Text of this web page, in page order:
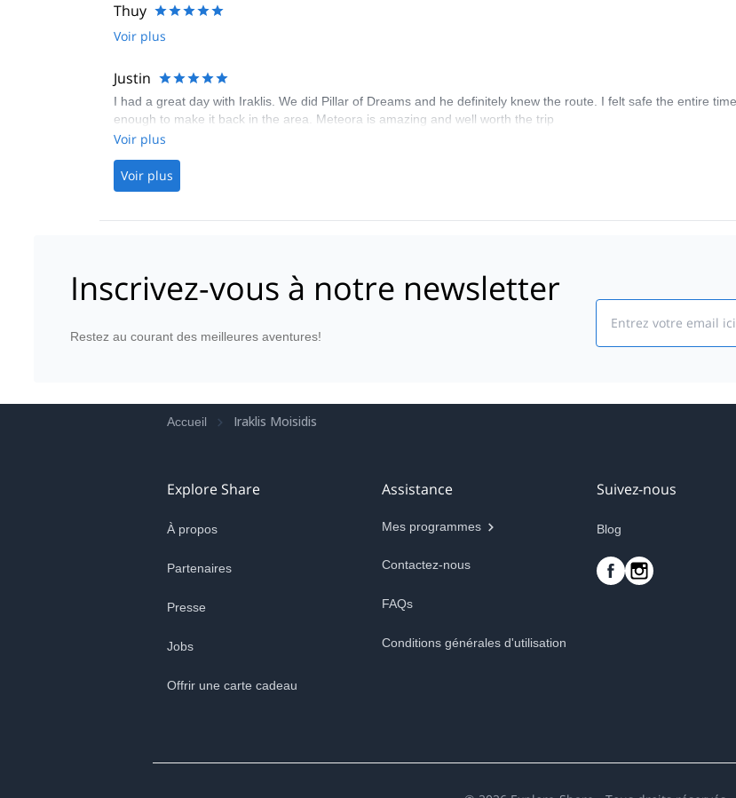
Thuy
Voir plus
Justin
I had a great day with Iraklis. We did Pillar of Dreams and he definitely knew the route. I felt safe the entire
enough to make it back in the area. Meteora is amazing and well worth the trip
Voir plus
Voir plus
Inscrivez-vous à notre newsletter
Restez au courant des meilleures aventures!
Accueil Iraklis Moisidis
Explore Share
À propos
Partenaires
Presse
Jobs
Offrir une carte cadeau
Assistance
Mes programmes
Contactez-nous
FAQs
Conditions générales d'utilisation
Suivez-nous
Blog